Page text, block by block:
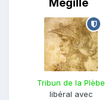
Mégille
Tribun de la Plèbe
libéral avec